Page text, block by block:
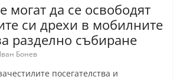
могат да се освободят
си дрехи в мобилните
разделно събиране
Бонев
посегателства и